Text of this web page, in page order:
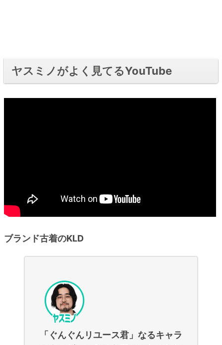
ヤスミノがよく見てるYouTube
ブランド古着のKLD
「ぐんぐんリユース君」なるキャラ